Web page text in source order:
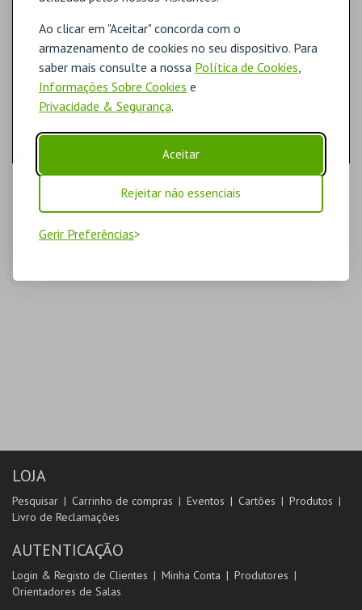
Ao clicar em "Aceitar" concorda com o
armazenamento de cookies no seu dispositivo. Para
saber mais consulte a nossa Política de Cookies
Informações Sobre Cookies e
Privacidade & Segurança.
Aceitar
Rejeitar não essenciais
Gerir Preferências
LOJA
Pesquisar Carrinho de compras Eventos Cartões
Produtos
Livro de Reclamações
AUTENTICAÇÃO
Login & Registo de Clientes Minha Conta
Produtores
Orientadores de Salas